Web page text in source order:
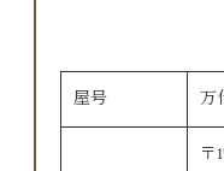
屋号 万
〒